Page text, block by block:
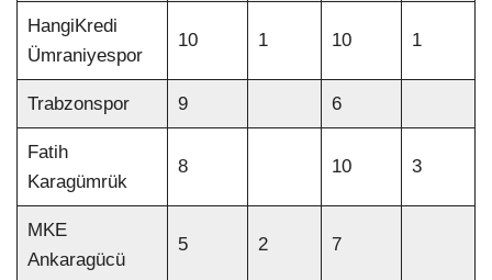
HangiKredi
Ümraniyespor
10 1 10 1
Trabzonspor 9 6
Fatih
Karagümrük
8 10 3
MKE
Ankaragücü
5 2 7